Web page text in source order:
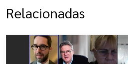
Relacionadas